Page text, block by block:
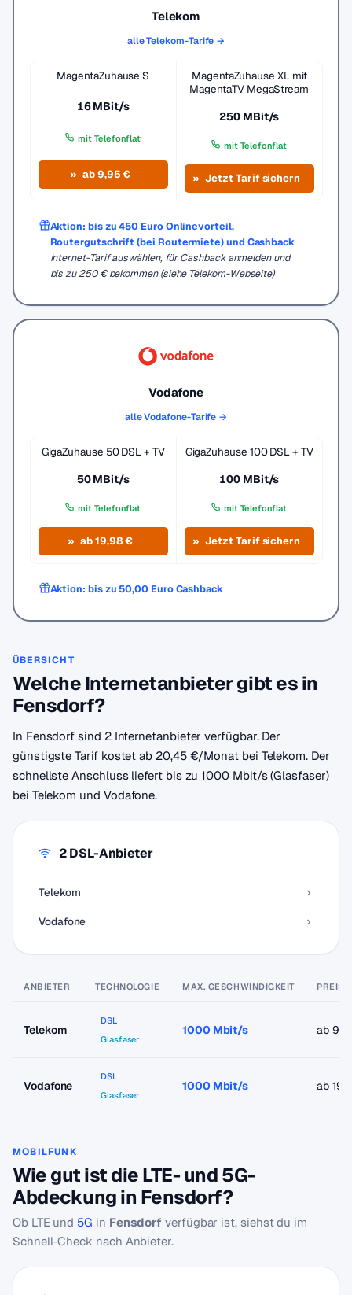
Telekom
alle Telekom-Tarife →
MagentaZuhause S
16 MBit/s
mit Telefonflat
ab 9,95 €
MagentaZuhause XL mit
MagentaTV MegaStream
250 MBit/s
mit Telefonflat
Jetzt Tarif sichern
Aktion: bis zu 450 Euro Onlinevorteil,
Routergutschrift (bei Routermiete) und Cashback
Internet-Tarif auswählen, für Cashback anmelden und
bis zu 250 € bekommen (siehe Telekom-Webseite)
Vodafone
alle Vodafone-Tarife →
GigaZuhause 50 DSL + TV
50 MBit/s
mit Telefonflat
ab 19,98 €
GigaZuhause 100 DSL + TV
100 MBit/s
mit Telefonflat
Jetzt Tarif sichern
Aktion: bis zu 50,00 Euro Cashback
ÜBERSICHT
Welche Internetanbieter gibt es in
Fensdorf?
In Fensdorf sind 2 Internetanbieter verfügbar. Der
günstigste Tarif kostet ab 20,45 €/Monat bei Telekom. Der
schnellste Anschluss liefert bis zu 1000 Mbit/s (Glasfaser)
bei Telekom und Vodafone.
2 DSL-Anbieter
Telekom
Vodafone
ANBIETER TECHNOLOGIE MAX. GESCHWINDIGKEIT PREIS
Telekom
DSL
Glasfaser
1000 Mbit/s ab
Vodafone
DSL
Glasfaser
1000 Mbit/s ab
MOBILFUNK
Wie gut ist die LTE- und 5G-
Abdeckung in Fensdorf?
Ob LTE und 5G in Fensdorf verfügbar ist, siehst du im
Schnell-Check nach Anbieter.